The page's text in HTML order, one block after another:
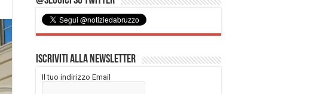
Iscriviti alla Newsletter
Il tuo indirizzo Email